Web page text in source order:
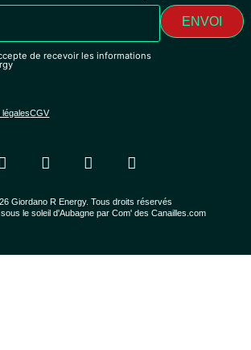
de recevoir les informations
ENVOI
légalesCGV
Giordano R Energy. Tous droits réservés
le soleil d'Aubagne par Com' des Canailles.com